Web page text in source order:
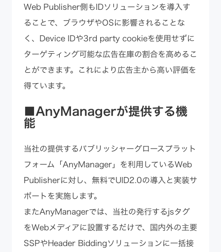
Web Publisher側もIDソリューションを導入す
ることで、ブラウザやOSに影響されることな
く、Device IDや3rd party cookieを使用せずに
ターゲティング可能な広告在庫の割合を高めるこ
とができます。これにより広告主から高い評価を
得ています。
■AnyManagerが提供する機
能
当社の提供するパブリッシャーグロースプラット
フォーム「AnyManager」を利用しているWeb
Publisherに対し、無料でUID2.0の導入と実装サ
ポートを実施します。
またAnyManagerでは、当社の発行するjsタグ
をWebメディアに設置するだけで、国内外の主要
SSPやHeader Biddingソリューションに一括接